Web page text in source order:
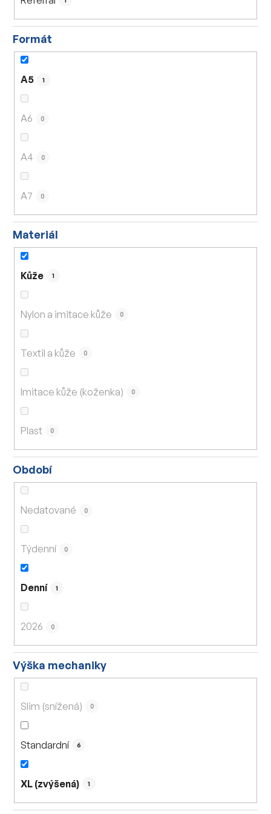
Formát
A5 1
A6 0
A4 0
A7 0
Materiál
Kůže 1
Nylon a imitace kůže 0
Textil a kůže 0
Imitace kůže (koženka) 0
Plast 0
Období
Nedatované 0
Týdenní 0
Denní 1
2026 0
Výška mechaniky
Slim (snížená) 0
Standardní 6
XL (zvýšená) 1